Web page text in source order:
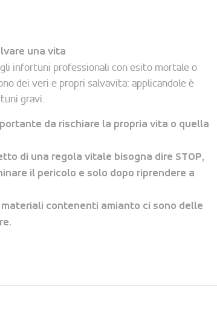
una vita
infortuni professionali con esito mortale o
dei veri e propri salvavita: applicandole è
gravi.
da rischiare la propria vita o quella
di una regola vitale bisogna dire STOP,
il pericolo e solo dopo riprendere a
contenenti amianto ci sono delle